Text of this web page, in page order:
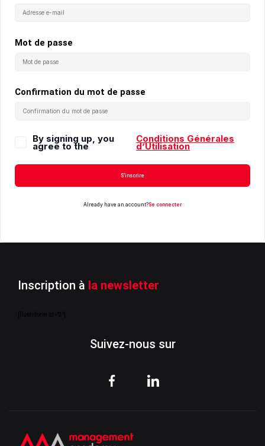
Mot de passe
Confirmation du mot de passe
By signing up, you
agree to the
Conditions Générales
d’Utilisation
S’inscrire
Already have an account?Se connecter
Inscription à la newsletter
Suivez-nous sur